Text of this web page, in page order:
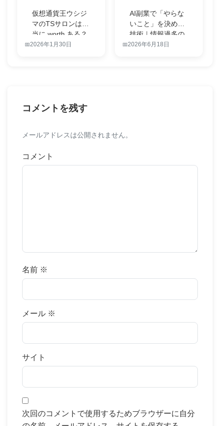
仮想通貨王ウシジ
マのTSサロンは本
当に worth ある？
無…
2026年1月30日
AI副業で「やらな
いこと」を決める
技術｜情報過多の
時代に続け…
2026年6月18日
コメントを残す
メールアドレスは公開されません。
コメント
名前 ※
メール ※
サイト
次回のコメントで使用するためブラウザーに自分